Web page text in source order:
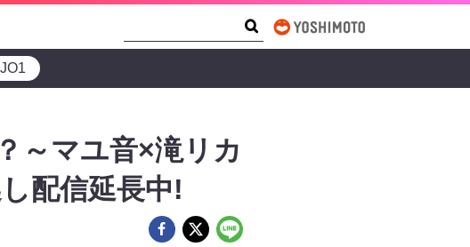
～マユ音×滝リカ
配信延長中!